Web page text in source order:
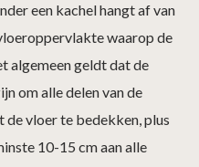
een kachel hangt af van
waarop de
algemeen geldt dat de
om alle delen van de
de vloer te bedekken, plus
10-15 cm aan alle